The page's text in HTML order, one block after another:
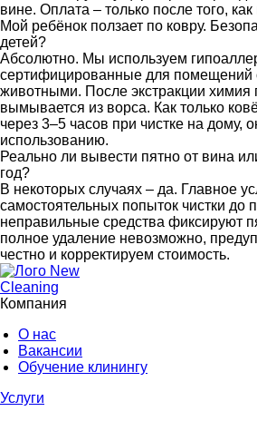
вине. Оплата – только после того,
Мой ребёнок ползает по ковру.
детей?
Абсолютно. Мы используем
сертифицированные для помещений
животными. После экстракции химия
вымывается из ворса. Как только
через 3–5 часов при чистке на дому,
использованию.
Реально ли вывести пятно от вина
год?
В некоторых случаях – да. Главное
самостоятельных попыток чистки до
неправильные средства фиксируют
полное удаление невозможно,
честно и корректируем стоимость.
Компания
О нас
Вакансии
Обучение клинингу
Услуги